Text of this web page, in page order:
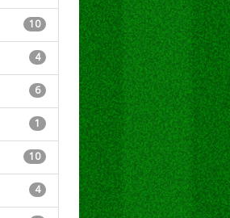
10
4
6
1
10
4